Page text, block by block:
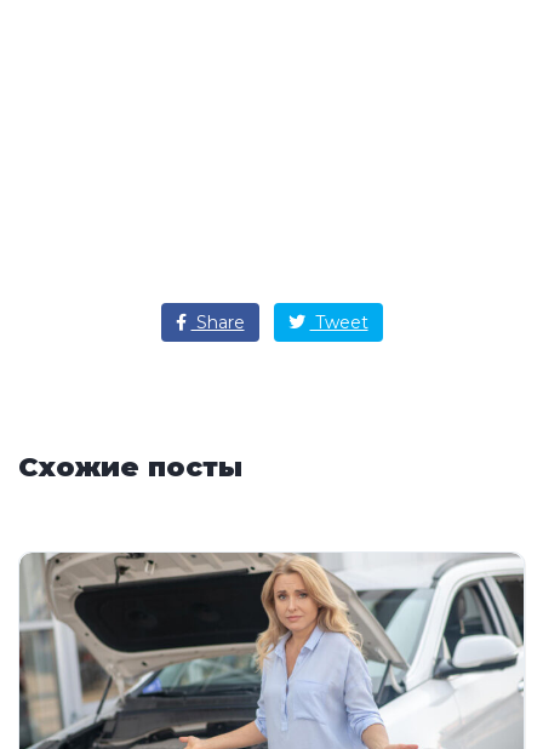
Share Tweet
Схожие посты